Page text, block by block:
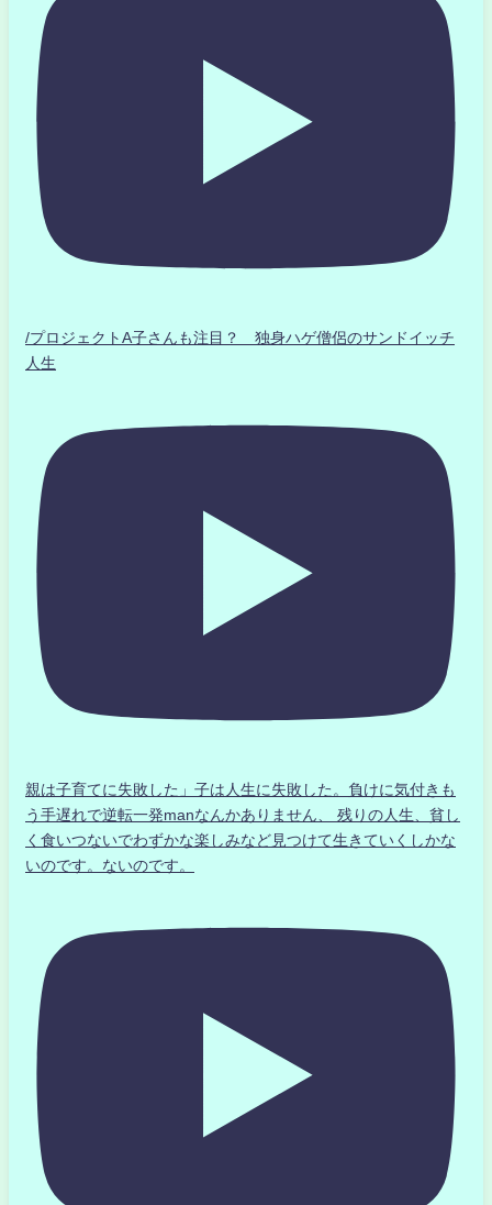
/プロジェクトA子さんも注目？ 独身ハゲ僧侶のサンドイッチ
人生
親は子育てに失敗した」子は人生に失敗した。負けに気付きも
う手遅れで逆転一発manなんかありません、 残りの人生、貧し
く食いつないでわずかな楽しみなど見つけて生きていくしかな
いのです。ないのです。